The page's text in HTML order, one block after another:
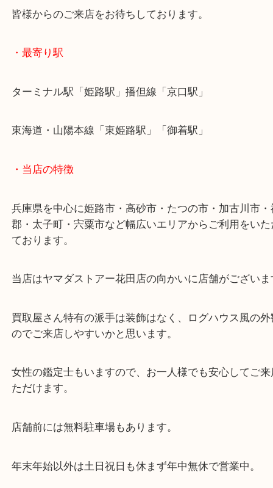
姫路市のお客様よりプラチナをお買取させていただ
中には切れてしまったネックレスや刻印部分がない
いたしますので、状態も問わずご依頼ください！
で、お気軽にお寄せください！
へお越しください！
皆様からのご来店をお待ちしております。